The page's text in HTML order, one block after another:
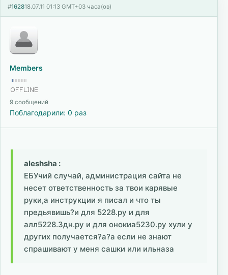
#162818.07.11 01:13 GMT+03 часа(ов)
Members
9 сообщений
Поблагодарили: 0 раз
aleshsha :
ЕБУчий случай, администрация сайта не
несет ответственность за твои карявые
руки,а инструкции я писал и что ты
предьявишь?и для 5228.ру и для
алл5228.3дн.ру и для онокиа5230.ру хули у
других получается?а?а если не знают
спрашивают у меня сашки или ильназа